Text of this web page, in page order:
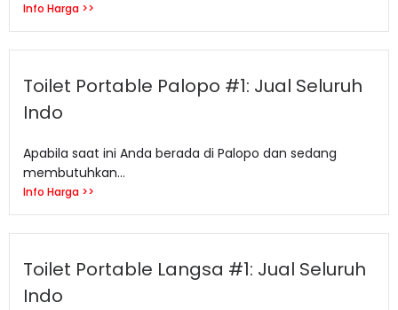
Info Harga >>
Toilet Portable Palopo #1: Jual Seluruh
Indo
Apabila saat ini Anda berada di Palopo dan sedang
membutuhkan...
Info Harga >>
Toilet Portable Langsa #1: Jual Seluruh
Indo